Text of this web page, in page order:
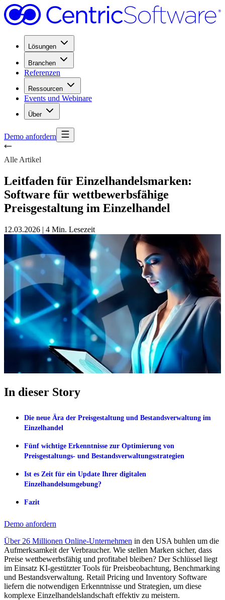
Lösungen
Branchen
Referenzen
Ressourcen
Events und Webinare
Über
Demo anfordern
Alle Artikel
Leitfaden für Einzelhandelsmarken:
Software für wettbewerbsfähige
Preisgestaltung im Einzelhandel
12.03.2026 | 4 Min. Lesezeit
In dieser Story
Die neue Ära der Preisgestaltung und Bestandsverwaltung im
Einzelhandel
Fünf wichtige Erkenntnisse zur Optimierung von
Preisgestaltungs- und Bestandsverwaltungsstrategien
Ist es Zeit für ein Update Ihrer digitalen
Einzelhandelsumgebung?
Fazit
Demo anfordern
Über 26 Millionen Online-Unternehmen in den USA buhlen um die
Aufmerksamkeit der Verbraucher. Wie stellen Marken sicher, dass
Preise wettbewerbsfähig und profitabel bleiben? Der Schlüssel liegt
im Einsatz KI-gestützter Tools für Preisbeobachtung, Benchmarking
und Bestandsverwaltung. Retail Pricing und Inventory Software
liefern die notwendigen Erkenntnisse und Strategien, um diese
komplexe Einzelhandelslandschaft effektiv zu meistern.